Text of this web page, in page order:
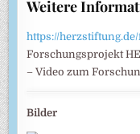
Weitere
https://
Forschungsprojekt
– Video zum
Bilder